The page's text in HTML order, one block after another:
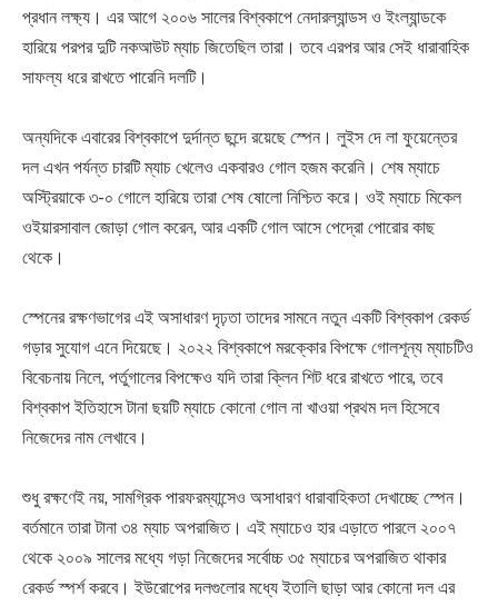
প্রধান লক্ষ্য। এর আগে ২০০৬ সালের বিশ্বকাপে নেদারল্যান্ডস ও ইংল্যান্ডকে
হারিয়ে পরপর দুটি নকআউট ম্যাচ জিতেছিল তারা। তবে এরপর আর সেই ধারাবাহিক
সাফল্য ধরে রাখতে পারেনি দলটি।
অন্যদিকে এবারের বিশ্বকাপে দুর্দান্ত ছন্দে রয়েছে স্পেন। লুইস দে লা ফুয়েন্তের
দল এখন পর্যন্ত চারটি ম্যাচ খেলেও একবারও গোল হজম করেনি। শেষ ম্যাচে
অস্ট্রিয়াকে ৩-০ গোলে হারিয়ে তারা শেষ ষোলো নিশ্চিত করে। ওই ম্যাচে মিকেল
ওইয়ারসাবাল জোড়া গোল করেন, আর একটি গোল আসে পেদ্রো পোরোর কাছ
থেকে।
স্পেনের রক্ষণভাগের এই অসাধারণ দৃঢ়তা তাদের সামনে নতুন একটি বিশ্বকাপ রেকর্ড
গড়ার সুযোগ এনে দিয়েছে। ২০২২ বিশ্বকাপে মরক্কোর বিপক্ষে গোলশূন্য ম্যাচটিও
বিবেচনায় নিলে, পর্তুগালের বিপক্ষেও যদি তারা ক্লিন শিট ধরে রাখতে পারে, তবে
বিশ্বকাপ ইতিহাসে টানা ছয়টি ম্যাচে কোনো গোল না খাওয়া প্রথম দল হিসেবে
নিজেদের নাম লেখাবে।
শুধু রক্ষণেই নয়, সামগ্রিক পারফরম্যান্সেও অসাধারণ ধারাবাহিকতা দেখাচ্ছে স্পেন।
বর্তমানে তারা টানা ৩৪ ম্যাচ অপরাজিত। এই ম্যাচেও হার এড়াতে পারলে ২০০৭
থেকে ২০০৯ সালের মধ্যে গড়া নিজেদের সর্বোচ্চ ৩৫ ম্যাচের অপরাজিত থাকার
রেকর্ড স্পর্শ করবে। ইউরোপের দলগুলোর মধ্যে ইতালি ছাড়া আর কোনো দল এর